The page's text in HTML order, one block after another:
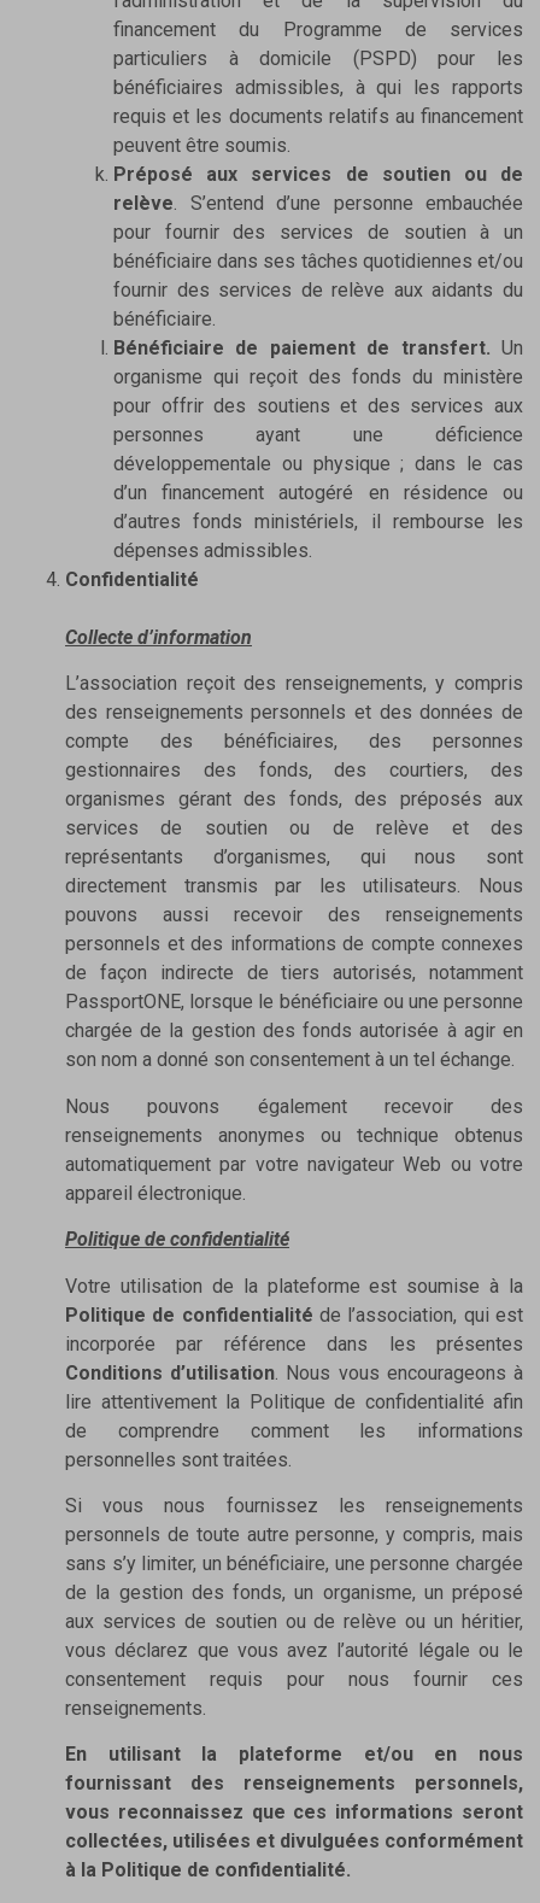
financement du Programme de services
particuliers à domicile (PSPD) pour les
bénéficiaires admissibles, à qui les rapports
requis et les documents relatifs au financement
peuvent être soumis.
Préposé aux services de soutien ou de
relève. S’entend d’une personne embauchée
pour fournir des services de soutien à un
bénéficiaire dans ses tâches quotidiennes et/ou
fournir des services de relève aux aidants du
bénéficiaire.
Bénéficiaire de paiement de transfert. Un
organisme qui reçoit des fonds du ministère
pour offrir des soutiens et des services aux
personnes ayant une déficience
développementale ou physique ; dans le cas
d’un financement autogéré en résidence ou
d’autres fonds ministériels, il rembourse les
dépenses admissibles.
Confidentialité
Collecte d’information
L’association reçoit des renseignements, y compris
des renseignements personnels et des données de
compte des bénéficiaires, des personnes
gestionnaires des fonds, des courtiers, des
organismes gérant des fonds, des préposés aux
services de soutien ou de relève et des
représentants d’organismes, qui nous sont
directement transmis par les utilisateurs. Nous
pouvons aussi recevoir des renseignements
personnels et des informations de compte connexes
de façon indirecte de tiers autorisés, notamment
PassportONE, lorsque le bénéficiaire ou une personne
chargée de la gestion des fonds autorisée à agir en
son nom a donné son consentement à un tel échange.
Nous pouvons également recevoir des
renseignements anonymes ou technique obtenus
automatiquement par votre navigateur Web ou votre
appareil électronique.
Politique de confidentialité
Votre utilisation de la plateforme est soumise à la
Politique de confidentialité de l’association, qui est
incorporée par référence dans les présentes
Conditions d’utilisation . Nous vous encourageons à
lire attentivement la Politique de confidentialité afin
de comprendre comment les informations
personnelles sont traitées.
Si vous nous fournissez les renseignements
personnels de toute autre personne, y compris, mais
sans s’y limiter, un bénéficiaire, une personne chargée
de la gestion des fonds, un organisme, un préposé
aux services de soutien ou de relève ou un héritier,
vous déclarez que vous avez l’autorité légale ou le
consentement requis pour nous fournir ces
renseignements.
En utilisant la plateforme et/ou en nous
fournissant des renseignements personnels,
vous reconnaissez que ces informations seront
collectées, utilisées et divulguées conformément
à la Politique de confidentialité.